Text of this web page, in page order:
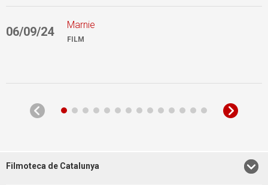
06/09/24 Marnie
FILM
Filmoteca de Catalunya